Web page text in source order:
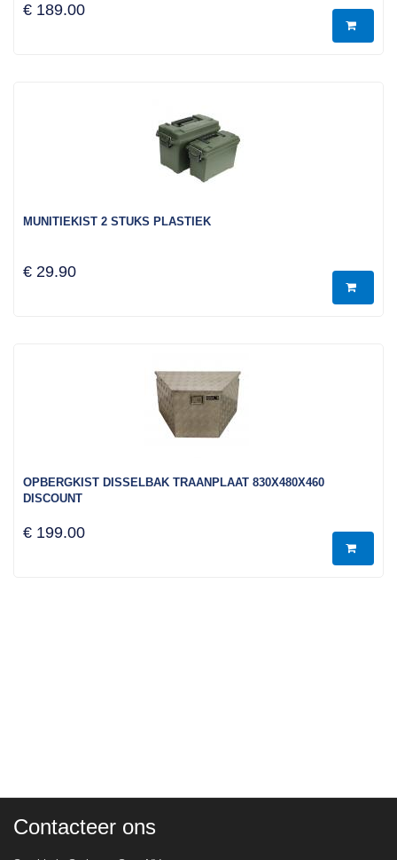
€ 189.00
MUNITIEKIST 2 STUKS PLASTIEK
€ 29.90
OPBERGKIST DISSELBAK TRAANPLAAT 830X480X460
DISCOUNT
€ 199.00
Contacteer ons